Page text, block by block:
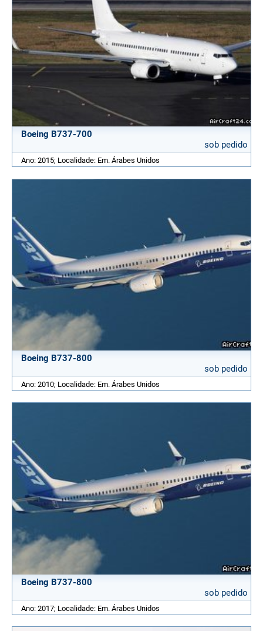
Boeing B737-700
sob pedido
Ano: 2015; Localidade: Em. Árabes Unidos
Boeing B737-800
sob pedido
Ano: 2010; Localidade: Em. Árabes Unidos
Boeing B737-800
sob pedido
Ano: 2017; Localidade: Em. Árabes Unidos